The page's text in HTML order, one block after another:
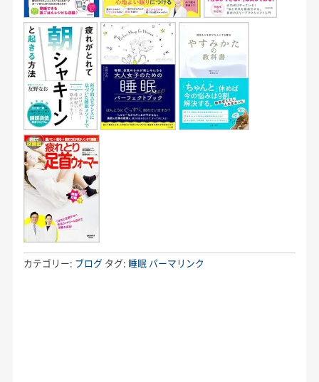
カテゴリー: ブログ タグ: 睡眠 パーマリンク